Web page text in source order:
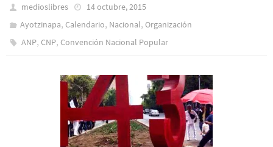
medioslibres
14 octubre, 2015
Ayotzinapa,Calendario, Nacional,Organización
ANP,CNP,Convención Nacional Popular